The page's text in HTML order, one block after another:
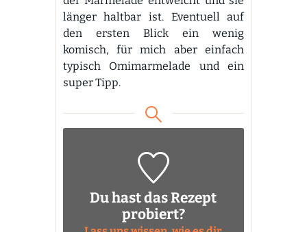
länger haltbar ist. Eventuell auf
den ersten Blick ein wenig
komisch, für mich aber einfach
typisch Omimarmelade und ein
super Tipp.
Du hast das Rezept
probiert?